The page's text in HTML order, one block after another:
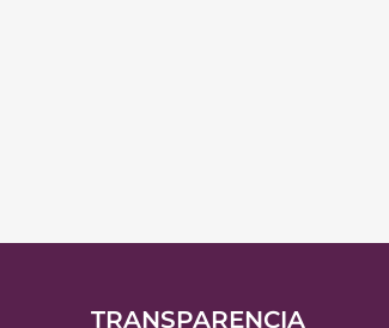
TRANSPARENCIA